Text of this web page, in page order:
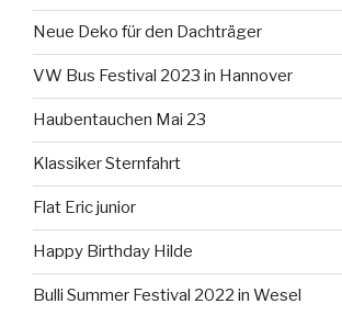
Neue Deko für den Dachträger
VW Bus Festival 2023 in Hannover
Haubentauchen Mai 23
Klassiker Sternfahrt
Flat Eric junior
Happy Birthday Hilde
Bulli Summer Festival 2022 in Wesel